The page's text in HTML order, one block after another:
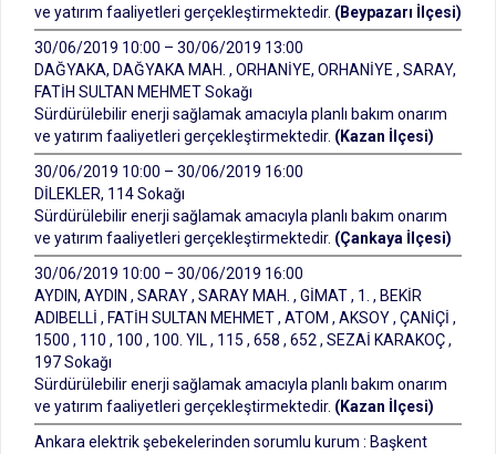
ve yatırım faaliyetleri gerçekleştirmektedir. (Beypazarı İlçesi)
30/06/2019 10:00 – 30/06/2019 13:00
DAĞYAKA, DAĞYAKA MAH. , ORHANİYE, ORHANİYE , SARAY,
FATİH SULTAN MEHMET Sokağı
Sürdürülebilir enerji sağlamak amacıyla planlı bakım onarım
ve yatırım faaliyetleri gerçekleştirmektedir. (Kazan İlçesi)
30/06/2019 10:00 – 30/06/2019 16:00
DİLEKLER, 114 Sokağı
Sürdürülebilir enerji sağlamak amacıyla planlı bakım onarım
ve yatırım faaliyetleri gerçekleştirmektedir. (Çankaya İlçesi)
30/06/2019 10:00 – 30/06/2019 16:00
AYDIN, AYDIN , SARAY , SARAY MAH. , GİMAT , 1. , BEKİR
ADIBELLİ , FATİH SULTAN MEHMET , ATOM , AKSOY , ÇANİÇİ ,
1500 , 110 , 100 , 100. YIL , 115 , 658 , 652 , SEZAİ KARAKOÇ ,
197 Sokağı
Sürdürülebilir enerji sağlamak amacıyla planlı bakım onarım
ve yatırım faaliyetleri gerçekleştirmektedir. (Kazan İlçesi)
Ankara elektrik şebekelerinden sorumlu kurum : Başkent